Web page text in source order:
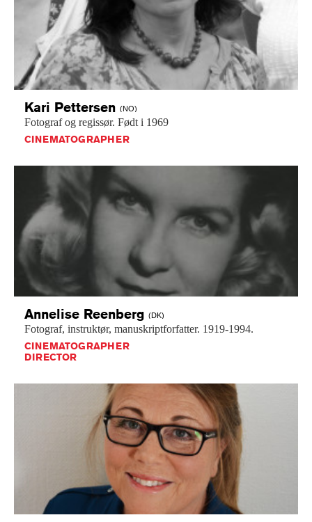
Kari Pettersen (NO)
Fotograf og regissør. Født i 1969
CINEMATOGRAPHER
Annelise Reenberg (DK)
Fotograf, instruktør, manuskriptforfatter. 1919-1994.
CINEMATOGRAPHER
DIRECTOR